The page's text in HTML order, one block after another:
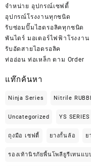
จำหน่าย อุปกรณ์เซฟตี้
อุปกรณ์โรงงานทุกชนิด
รับซ่อมปั๊มไฮดรอลิคทุกชนิด
พันไดร์ มอเตอร์ไฟฟ้าโรงงาน
รับอัดสายไฮดรอลิค
ท่ออ่อน ท่อเหล็ก ตาม Order
แท๊กค้นหา
Ninja Series Nitrile
Uncategorized YS SERIES
ถุงมือ เซฟตี้ ยางกั้นล้อ ย
รองเท้านิรภัยพื้นโพลียูรีเทนแบบ